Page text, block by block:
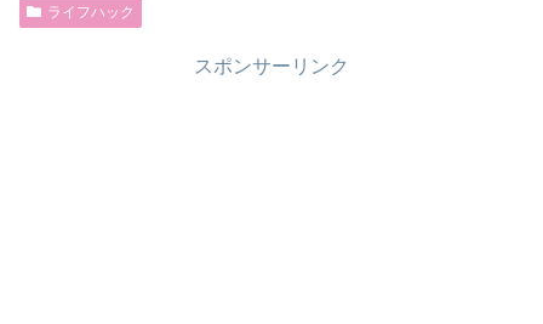
ライフハック
スポンサーリンク